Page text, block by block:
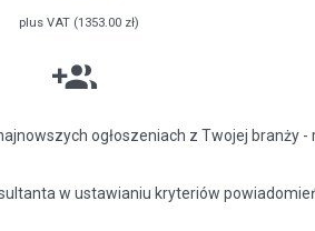
plus VAT (1353.00 zł)
ogłoszeniach z Twojej branży -
w ustawianiu kryteriów